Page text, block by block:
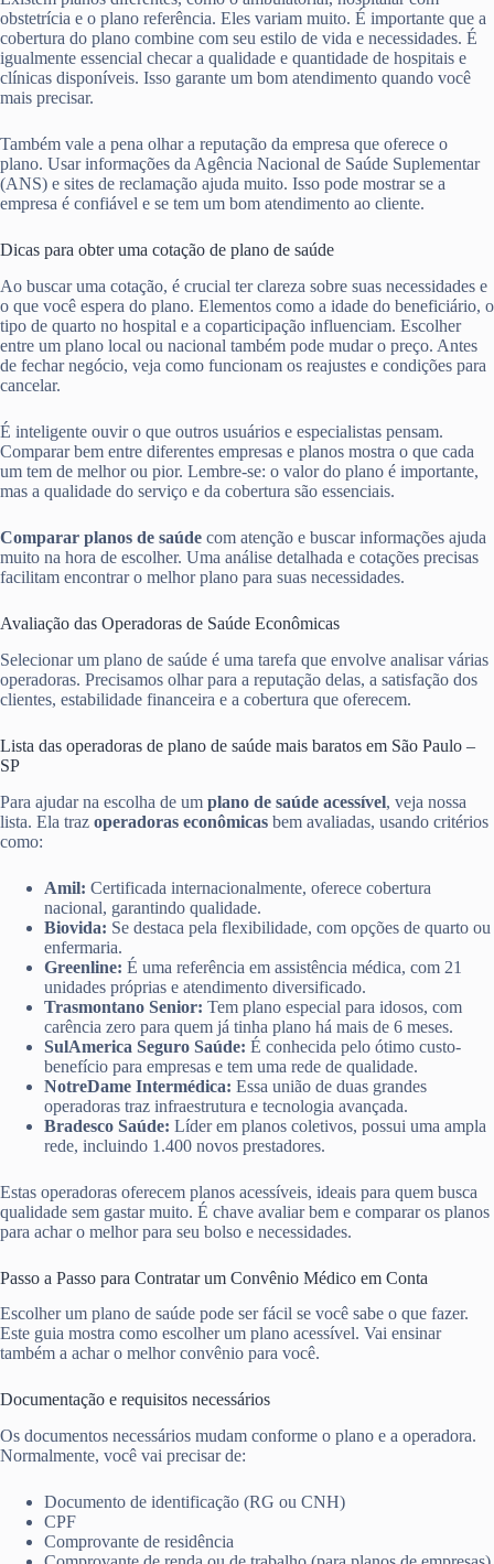
obstetrícia e o plano referência. Eles variam muito. É importante que a
cobertura do plano combine com seu estilo de vida e necessidades. É
igualmente essencial checar a qualidade e quantidade de hospitais e
clínicas disponíveis. Isso garante um bom atendimento quando você
mais precisar.
Também vale a pena olhar a reputação da empresa que oferece o
plano. Usar informações da Agência Nacional de Saúde Suplementar
(ANS) e sites de reclamação ajuda muito. Isso pode mostrar se a
empresa é confiável e se tem um bom atendimento ao cliente.
Dicas para obter uma cotação de plano de saúde
Ao buscar uma cotação, é crucial ter clareza sobre suas necessidades e
o que você espera do plano. Elementos como a idade do beneficiário, o
tipo de quarto no hospital e a coparticipação influenciam. Escolher
entre um plano local ou nacional também pode mudar o preço. Antes
de fechar negócio, veja como funcionam os reajustes e condições para
cancelar.
É inteligente ouvir o que outros usuários e especialistas pensam.
Comparar bem entre diferentes empresas e planos mostra o que cada
um tem de melhor ou pior. Lembre-se: o valor do plano é importante,
mas a qualidade do serviço e da cobertura são essenciais.
Comparar planos de saúde com atenção e buscar informações ajuda
muito na hora de escolher. Uma análise detalhada e cotações precisas
facilitam encontrar o melhor plano para suas necessidades.
Avaliação das Operadoras de Saúde Econômicas
Selecionar um plano de saúde é uma tarefa que envolve analisar várias
operadoras. Precisamos olhar para a reputação delas, a satisfação dos
clientes, estabilidade financeira e a cobertura que oferecem.
Lista das operadoras de plano de saúde mais baratos em São Paulo –
SP
Para ajudar na escolha de um plano de saúde acessível, veja nossa
lista. Ela traz operadoras econômicas bem avaliadas, usando critérios
como:
Amil: Certificada internacionalmente, oferece cobertura
nacional, garantindo qualidade.
Biovida: Se destaca pela flexibilidade, com opções de quarto ou
enfermaria.
Greenline: É uma referência em assistência médica, com 21
unidades próprias e atendimento diversificado.
Trasmontano Senior: Tem plano especial para idosos, com
carência zero para quem já tinha plano há mais de 6 meses.
SulAmerica Seguro Saúde: É conhecida pelo ótimo custo-
benefício para empresas e tem uma rede de qualidade.
NotreDame Intermédica: Essa união de duas grandes
operadoras traz infraestrutura e tecnologia avançada.
Bradesco Saúde: Líder em planos coletivos, possui uma ampla
rede, incluindo 1.400 novos prestadores.
Estas operadoras oferecem planos acessíveis, ideais para quem busca
qualidade sem gastar muito. É chave avaliar bem e comparar os planos
para achar o melhor para seu bolso e necessidades.
Passo a Passo para Contratar um Convênio Médico em Conta
Escolher um plano de saúde pode ser fácil se você sabe o que fazer.
Este guia mostra como escolher um plano acessível. Vai ensinar
também a achar o melhor convênio para você.
Documentação e requisitos necessários
Os documentos necessários mudam conforme o plano e a operadora.
Normalmente, você vai precisar de:
Documento de identificação (RG ou CNH)
CPF
Comprovante de residência